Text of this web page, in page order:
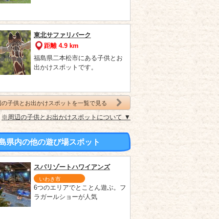
東北サファリパーク
距離 4.9 km
福島県二本松市にある子供とお
出かけスポットです。
の子供とお出かけスポットを一覧で見る
※周辺の子供とお出かけスポットについて ▼
県内の他の遊び場スポット
スパリゾートハワイアンズ
いわき市
6つのエリアでとことん遊ぶ。フ
ラガールショーが人気